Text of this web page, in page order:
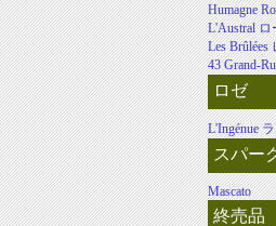
Humagne
L'Austral
Les
43 Grand-
ロゼ
L'Ingénue
スパー
Mascato
終売品